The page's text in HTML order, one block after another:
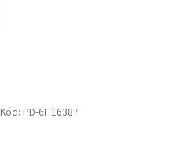
Kód: PD-6F 16387